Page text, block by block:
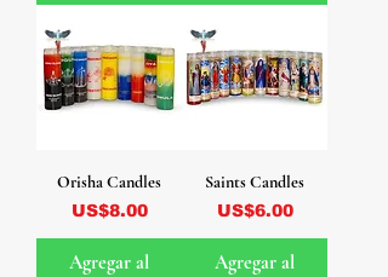
Orisha Candles
Precio
US$8.00
Agregar al
Saints Candles
Precio
US$6.00
Agregar al